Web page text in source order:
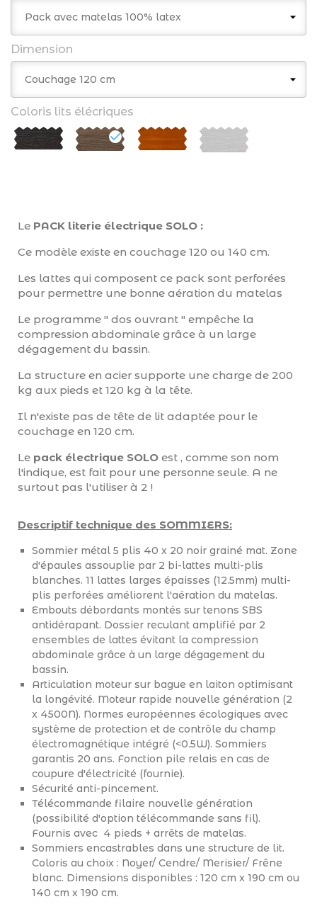
Dimension
Coloris lits élécriques
Le PACK literie électrique SOLO :
Ce modèle existe en couchage 120 ou 140 cm.
Les lattes qui composent ce pack sont perforées
pour permettre une bonne aération du matelas
Le programme " dos ouvrant " empêche la
compression abdominale grâce à un large
dégagement du bassin.
La structure en acier supporte une charge de 200
kg aux pieds et 120 kg à la tête.
Il n'existe pas de tête de lit adaptée pour le
couchage en 120 cm.
Le pack électrique SOLO est , comme son nom
l'indique, est fait pour une personne seule. A ne
surtout pas l'utiliser à 2 !
Descriptif technique des SOMMIERS:
Sommier métal 5 plis 40 x 20 noir grainé mat. Zone
d'épaules assouplie par 2 bi-lattes multi-plis
blanches. 11 lattes larges épaisses (12.5mm) multi-
plis perforées améliorent l'aération du matelas.
Embouts débordants montés sur tenons SBS
antidérapant. Dossier reculant amplifié par 2
ensembles de lattes évitant la compression
abdominale grâce à un large dégagement du
bassin.
Articulation moteur sur bague en laiton optimisant
la longévité. Moteur rapide nouvelle génération (2
x 4500N). Normes européennes écologiques avec
système de protection et de contrôle du champ
électromagnétique intégré (<0.5W). Sommiers
garantis 20 ans. Fonction pile relais en cas de
coupure d'électricité (fournie).
Sécurité anti-pincement.
Télécommande filaire nouvelle génération
(possibilité d'option télécommande sans fil).
Fournis avec 4 pieds + arrêts de matelas.
Sommiers encastrables dans une structure de lit.
Coloris au choix : Noyer/ Cendre/ Merisier/ Frêne
blanc. Dimensions disponibles : 120 cm x 190 cm ou
140 cm x 190 cm.